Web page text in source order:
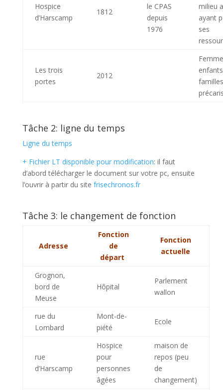
Hospice
d’Harscamp
1812
le CPAS
depuis
1976
milieu
ayant
ses
Les trois
portes
2012
familles
Tâche 2: ligne du temps
Ligne du temps
+ Fichier LT disponible pour modification: il faut
d’abord télécharger le document sur votre pc, ensuite
l’ouvrir à partir du site frisechronos.fr
Tâche 3: le changement de fonction
Adresse
Fonction
de
départ
Fonction
actuelle
Grognon,
bord de
Meuse
Hôpital
Parlement
wallon
rue du
Lombard
Mont-de-
piété
Ecole
rue
d’Harscamp
Hospice
pour
personnes
âgées
maison de
repos (peu
de
changement)